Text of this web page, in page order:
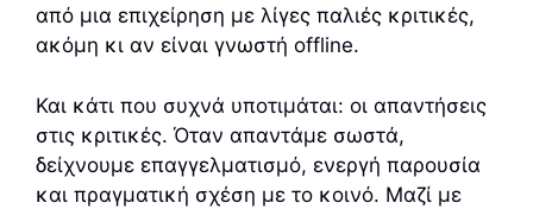
από μια επιχείρηση με λίγες παλιές κριτικές,
ακόμη κι αν είναι γνωστή offline.
Και κάτι που συχνά υποτιμάται: οι απαντήσεις
στις κριτικές. Όταν απαντάμε σωστά,
δείχνουμε επαγγελματισμό, ενεργή παρουσία
και πραγματική σχέση με το κοινό. Μαζί με